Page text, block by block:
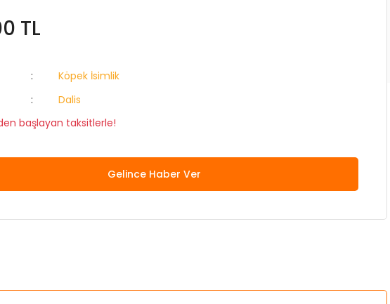
TL
Köpek İsimlik
Dalis
başlayan taksitlerle!
Gelince Haber Ver